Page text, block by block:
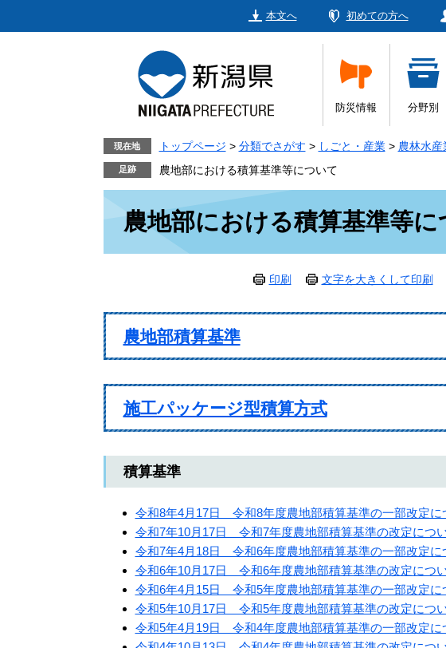
本文へ 初めての方へ
防災情報 分野別
現在地 トップページ > 分類でさがす > しごと・産業 > 農林水産
農地部における積算基準等について
農地部における積算基準等に
印刷 文字を大きくして印刷
農地部積算基準
施工パッケージ型積算方式
積算基準
令和8年4月17日 令和8年度農地部積算基準の一部改定に
令和7年10月17日 令和7年度農地部積算基準の改定につ
令和7年4月18日 令和6年度農地部積算基準の一部改定に
令和6年10月17日 令和6年度農地部積算基準の改定につ
令和6年4月15日 令和5年度農地部積算基準の一部改定に
令和5年10月17日 令和5年度農地部積算基準の改定につ
令和5年4月19日 令和4年度農地部積算基準の一部改定に